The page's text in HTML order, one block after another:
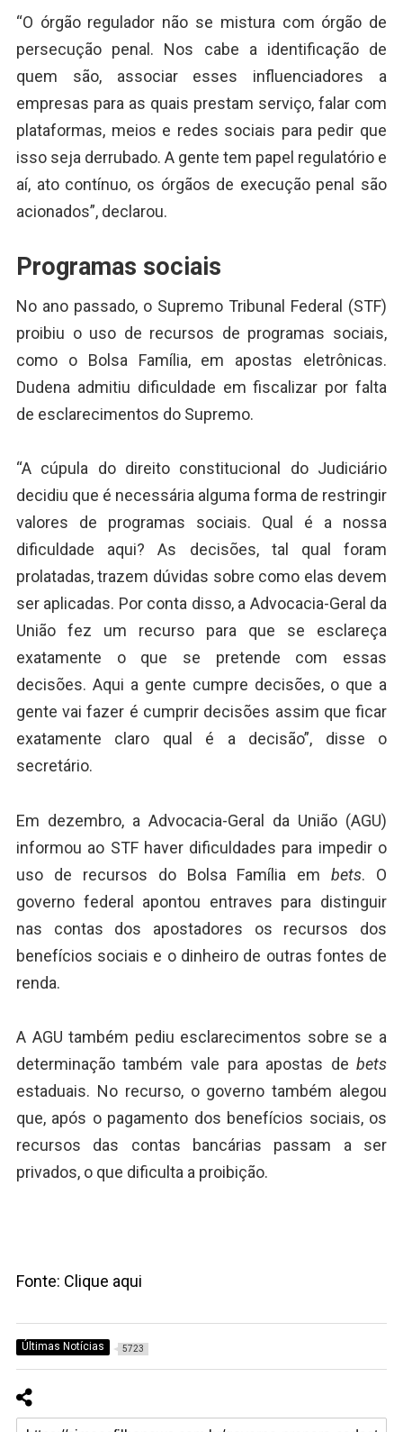
“O órgão regulador não se mistura com órgão de
persecução penal. Nos cabe a identificação de
quem são, associar esses influenciadores a
empresas para as quais prestam serviço, falar com
plataformas, meios e redes sociais para pedir que
isso seja derrubado. A gente tem papel regulatório e
aí, ato contínuo, os órgãos de execução penal são
acionados”, declarou.
Programas sociais
No ano passado, o Supremo Tribunal Federal (STF)
proibiu o uso de recursos de programas sociais,
como o Bolsa Família, em apostas eletrônicas.
Dudena admitiu dificuldade em fiscalizar por falta
de esclarecimentos do Supremo.
“A cúpula do direito constitucional do Judiciário
decidiu que é necessária alguma forma de restringir
valores de programas sociais. Qual é a nossa
dificuldade aqui? As decisões, tal qual foram
prolatadas, trazem dúvidas sobre como elas devem
ser aplicadas. Por conta disso, a Advocacia-Geral da
União fez um recurso para que se esclareça
exatamente o que se pretende com essas
decisões. Aqui a gente cumpre decisões, o que a
gente vai fazer é cumprir decisões assim que ficar
exatamente claro qual é a decisão”, disse o
secretário.
Em dezembro, a Advocacia-Geral da União (AGU)
informou ao STF haver dificuldades para impedir o
uso de recursos do Bolsa Família embets. O
governo federal apontou entraves para distinguir
nas contas dos apostadores os recursos dos
benefícios sociais e o dinheiro de outras fontes de
renda.
A AGU também pediu esclarecimentos sobre se a
determinação também vale para apostas debets
estaduais. No recurso, o governo também alegou
que, após o pagamento dos benefícios sociais, os
recursos das contas bancárias passam a ser
privados, o que dificulta a proibição.
Fonte: Clique aqui
Últimas Notícias 5723